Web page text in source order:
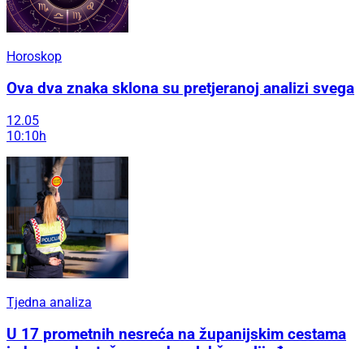
Horoskop
Ova dva znaka sklona su pretjeranoj analizi svega
12.05
10:10h
Tjedna analiza
U 17 prometnih nesreća na županijskim cestama